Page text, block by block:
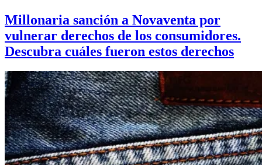
Millonaria sanción a Novaventa por
vulnerar derechos de los consumidores.
Descubra cuáles fueron estos derechos